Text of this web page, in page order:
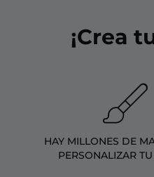
¡Crea
HAY MILLONES DE
PERSONALIZAR